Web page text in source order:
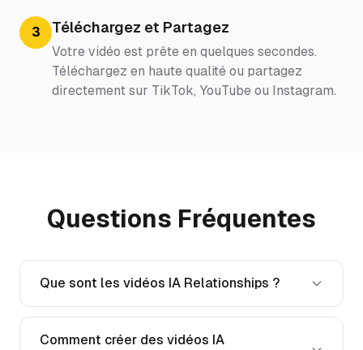
3 Téléchargez et Partagez
Votre vidéo est prête en quelques secondes.
Téléchargez en haute qualité ou partagez
directement sur TikTok, YouTube ou Instagram.
Questions Fréquentes
Que sont les vidéos IA Relationships ?
Comment créer des vidéos IA